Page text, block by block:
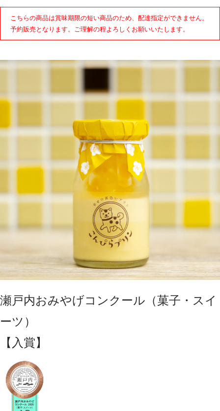
こちらの商品は賞味期限の短い商品のため、配達指定ができません。
予約販売となります。ご理解の程よろしくお願いいたします。
瀬戸内おみやげコンクール（菓子・スイ
ーツ）
【入賞】